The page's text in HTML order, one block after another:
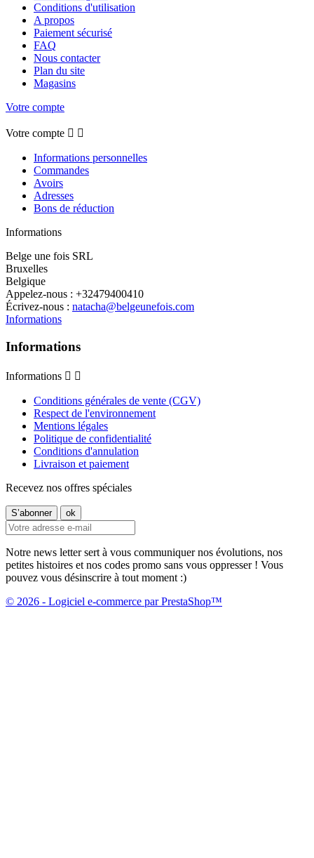
Conditions d'utilisation
A propos
Paiement sécurisé
FAQ
Nous contacter
Plan du site
Magasins
Votre compte
Votre compte  
Informations personnelles
Commandes
Avoirs
Adresses
Bons de réduction
Informations
Belge une fois SRL
Bruxelles
Belgique
Appelez-nous : +32479400410
Écrivez-nous : natacha@belgeunefois.com
Informations
Informations
Informations  
Conditions générales de vente (CGV)
Respect de l'environnement
Mentions légales
Politique de confidentialité
Conditions d'annulation
Livraison et paiement
Recevez nos offres spéciales
Notre news letter sert à vous communiquer nos évolutions, nos
petites histoires et nos codes promo sans vous oppresser ! Vous
pouvez vous désinscrire à tout moment :)
© 2026 - Logiciel e-commerce par PrestaShop™